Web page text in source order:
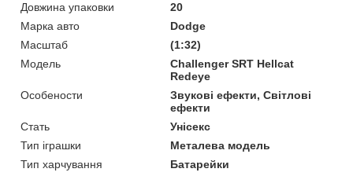
Довжина упаковки
20
Марка авто
Dodge
Масштаб
(1:32)
Мoдель
Challenger SRT Hellcat
Redeye
Особености
Звукові ефекти, Світлові
ефекти
Стать
Унісекс
Тип іграшки
Металева модель
Тип харчування
Батарейки